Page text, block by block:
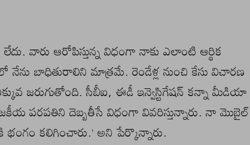
వారు ఆరోపిస్తున్న విధంగా నాకు ఎలాంటి ఆర్థిక
నేను బాధితురాలిని మాత్రమే. రెండేళ్ల నుంచి కేసు విచారణ
జరుగుతోంది. సీబీఐ, ఈడీ ఇన్వెస్టిగేషన్ కన్నా మీడియా
పరపతిని దెబ్బతీసే విధంగా వివరిస్తున్నారు. నా మొబైల్
కలిగించారు.’ అని పేర్కొన్నారు.